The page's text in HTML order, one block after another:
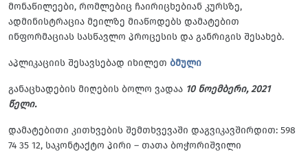
მონაწილეები, რომლებიც ჩაირიცხებიან კურსზე,
ადმინისტრაცია მეილზე მიაწოდებს დამატებით
ინფორმაციას სასწავლო პროცესის და განრიგის შესახებ.
აპლიკაციის შესავსებად იხილეთ ბმული
განაცხადების მიღების ბოლო ვადაა 10 ნოემბერი, 2021
წელი.
დამატებითი კითხვების შემთხვევაში დაგვიკავშირდით: 598
74 35 12, საკონტაქტო პირი – თათა ბოჭორიშვილი